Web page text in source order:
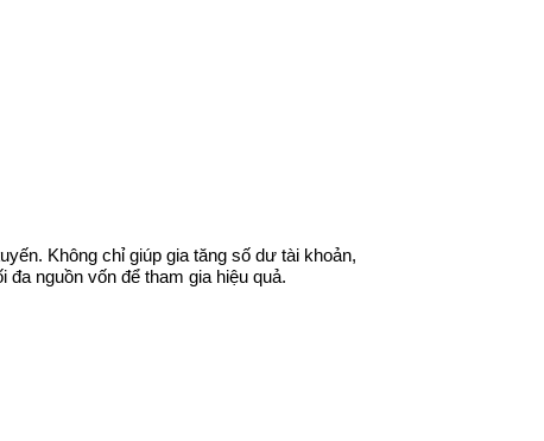
Không chỉ giúp gia tăng số dư tài khoản,
nguồn vốn để tham gia hiệu quả.